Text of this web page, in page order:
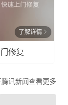
了解详情
修复
讯新闻查看更多